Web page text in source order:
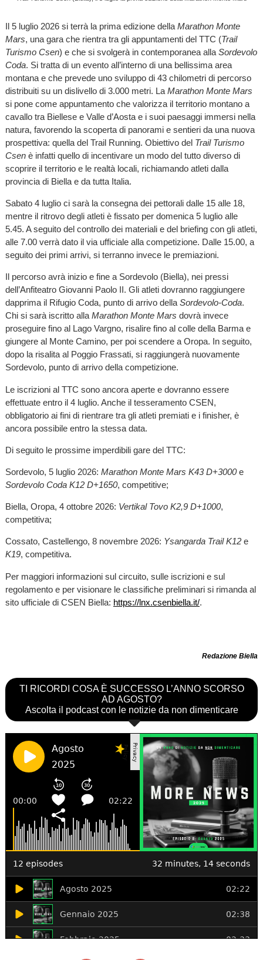
Il 5 luglio 2026 si terrà la prima edizione della Marathon Monte
Mars, una gara che rientra tra gli appuntamenti del TTC (Trail
Turismo Csen) e che si svolgerà in contemporanea alla Sordevolo
Coda. Si tratta di un evento all’interno di una bellissima area
montana e che prevede uno sviluppo di 43 chilometri di percorso
distribuiti su un dislivello di 3.000 metri. La Marathon Monte Mars
si pone come appuntamento che valorizza il territorio montano a
cavallo tra Biellese e Valle d’Aosta e i suoi paesaggi immersi nella
natura, favorendo la scoperta di panorami e sentieri da una nuova
prospettiva: quella del Trail Running. Obiettivo del Trail Turismo
Csenè infatti quello di incentivare un modo del tutto diverso di
scoprire il territorio e le realtà locali, richiamando atleti dalla
provincia di Biella e da tutta Italia.
Sabato 4 luglio ci sarà la consegna dei pettorali dalle 15 alle 18,
mentre il ritrovo degli atleti è fissato per domenica 5 luglio alle
5.45. A seguito del controllo dei materiali e del briefing con gli atleti,
alle 7.00 verrà dato il via ufficiale alla competizione. Dalle 15.00, a
seguito dei primi arrivi, si terranno invece le premiazioni.
Il percorso avrà inizio e fine a Sordevolo (Biella), nei pressi
dell’Anfiteatro Giovanni Paolo II. Gli atleti dovranno raggiungere
dapprima il Rifugio Coda, punto di arrivo dellaSordevolo-Coda.
Chi si sarà iscritto allaMarathon Monte Mars dovrà invece
proseguire fino al Lago Vargno, risalire fino al colle della Barma e
giungere al Monte Camino, per poi scendere a Oropa. In seguito,
dopo la risalita al Poggio Frassati, si raggiungerà nuovamente
Sordevolo, punto di arrivo della competizione.
Le iscrizioni al TTC sono ancora aperte e dovranno essere
effettuate entro il 4 luglio. Anche il tesseramento CSEN,
obbligatorio ai fini di rientrare tra gli atleti premiati e i finisher, è
ancora possibile entro la stessa data.
Di seguito le prossime imperdibili gare del TTC:
Sordevolo, 5 luglio 2026: Marathon Monte Mars K43 D+3000e
Sordevolo Coda K12 D+1650, competitive;
Biella, Oropa, 4 ottobre 2026: Vertikal Tovo K2,9 D+1000,
competitiva;
Cossato, Castellengo, 8 novembre 2026: Ysangarda Trail K12 e
K19, competitiva.
Per maggiori informazioni sul circuito, sulle iscrizioni e sul
regolamento e per visionare le classifiche preliminari si rimanda al
sito ufficiale di CSEN Biella: https://lnx.csenbiella.it/.
Redazione Biella
TI RICORDI COSA È SUCCESSO L’ANNO SCORSO
AD AGOSTO?
Ascolta il podcast con le notizie da non dimenticare